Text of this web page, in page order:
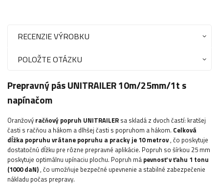
RECENZIE VÝROBKU
POLOŽTE OTÁZKU
Prepravný pás UNITRAILER 10m/25mm/1t s
napínačom
Oranžový račňový popruh UNITRAILER sa skladá z dvoch častí: kratšej
časti s račňou a hákom a dlhšej časti s popruhom a hákom. Celková
dĺžka popruhu vrátane popruhu a pracky je 10 metrov, čo poskytuje
dostatočnú dĺžku pre rôzne prepravné aplikácie. Popruh so šírkou 25 mm
poskytuje optimálnu upínaciu plochu. Popruh má pevnosť v ťahu 1 tonu
(1000 daN), čo umožňuje bezpečné upevnenie a stabilné zabezpečenie
nákladu počas prepravy.